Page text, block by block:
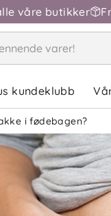
våre butikker
kundeklubb
i fødebagen?